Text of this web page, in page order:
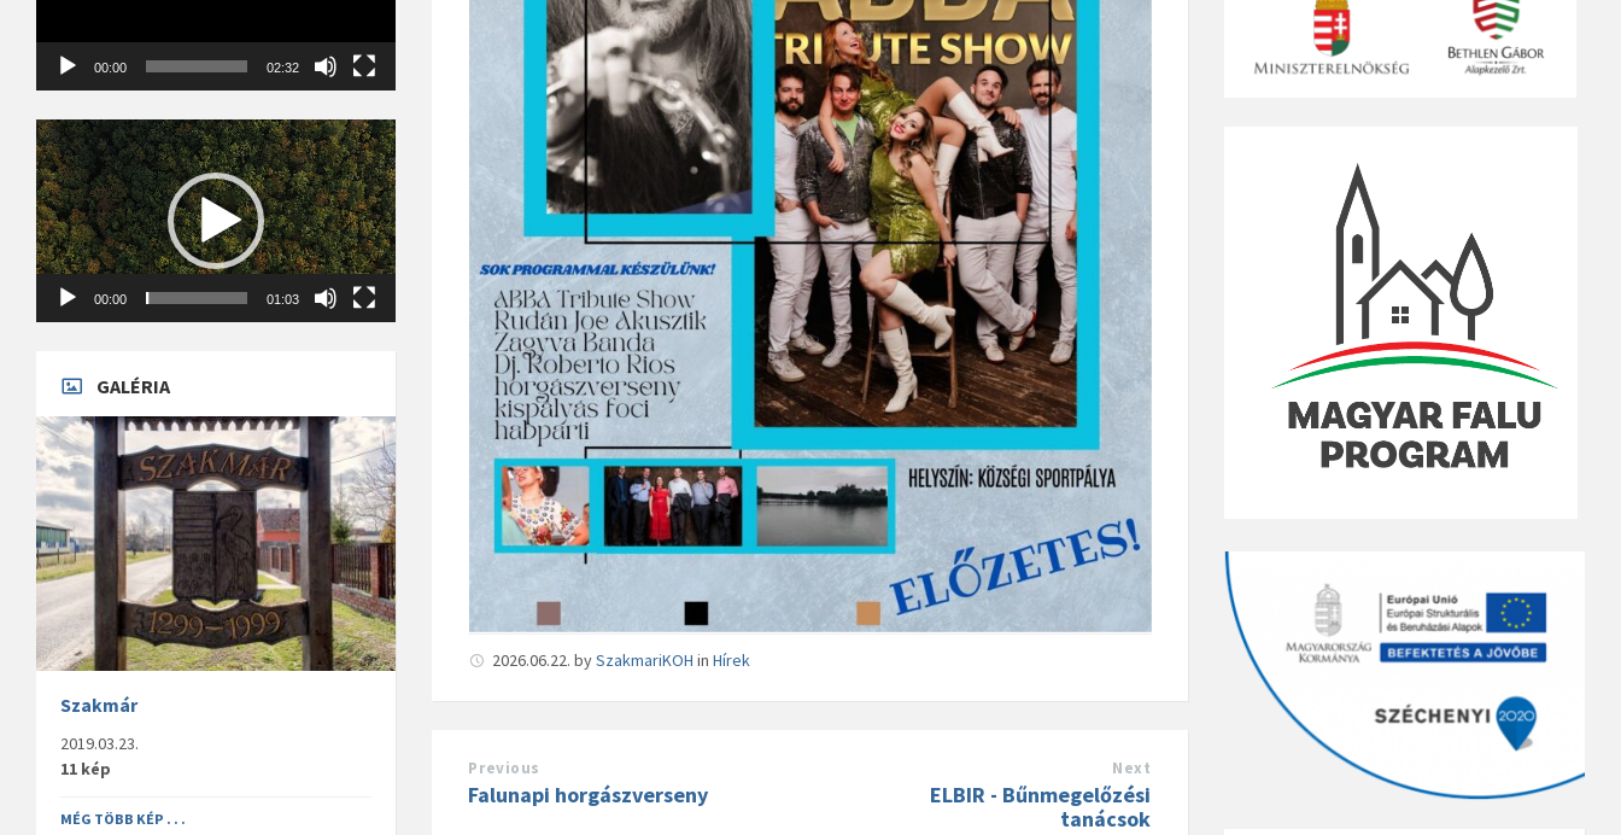
2026.06.22.bySzakmariKOH inHírek
Previous
Falunapi horgászverseny
Next
ELBIR - Bűnmegelőzési
tanácsok
00:00 02:32
Videólejátszó
00:00 01:03
GALÉRIA
Szakmár
2019.03.23.
11 kép
MÉG TÖBB KÉP . . .